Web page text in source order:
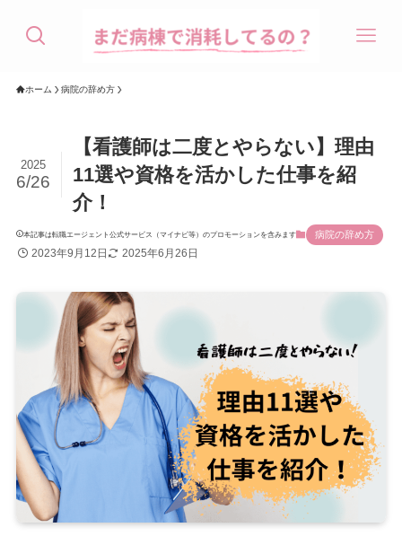
ホーム 病院の辞め方
【看護師は二度とやらない】理由
11選や資格を活かした仕事を紹
介！
2025
6/26
本記事は転職エージェント公式サービス（マイナビ等）のプロモーションを含みます 病院の辞め方
2023年9月12日 2025年6月26日